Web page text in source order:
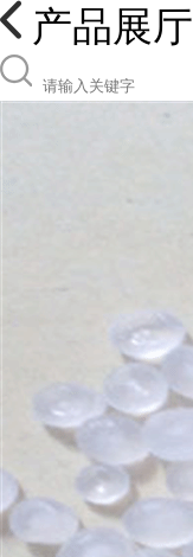
产品展厅